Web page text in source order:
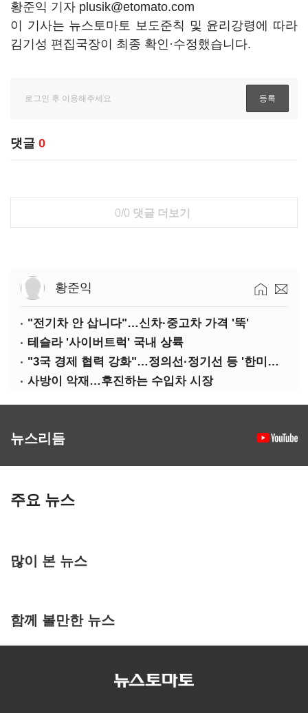
황준익 기자 plusik@etomato.com
이 기사는 뉴스토마토 보도준칙 및 윤리강령에 따라
김기성 편집국장이 최종 확인·수정했습니다.
댓글 0
0/0 댓글 더보기
황준익
"전기차 안 삽니다"…신차·중고차 가격 '뚝'
테슬라 '사이버트럭' 국내 상륙
"3국 경제 협력 강화"…정의선·정기선 등 '한미일 경제대화' 참석
사방이 악재…후진하는 수입차 시장
뉴스리듬
주요 뉴스
많이 본 뉴스
함께 볼만한 뉴스